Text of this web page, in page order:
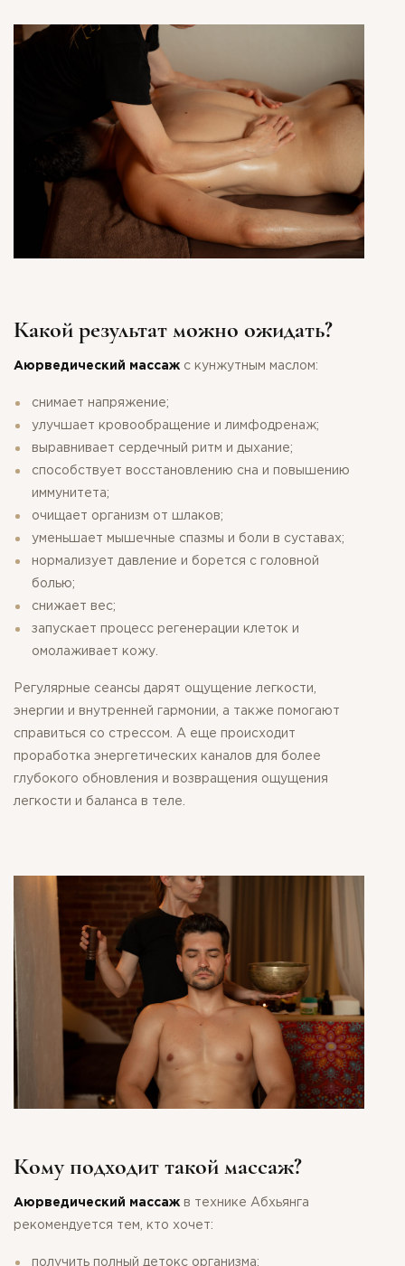
Какой результат можно ожидать?
Аюрведический массаж с кунжутным маслом:
снимает напряжение;
улучшает кровообращение и лимфодренаж;
выравнивает сердечный ритм и дыхание;
способствует восстановлению сна и повышению
иммунитета;
очищает организм от шлаков;
уменьшает мышечные спазмы и боли в суставах;
нормализует давление и борется с головной
болью;
снижает вес;
запускает процесс регенерации клеток и
омолаживает кожу.
Регулярные сеансы дарят ощущение легкости,
энергии и внутренней гармонии, а также помогают
справиться со стрессом. А еще происходит
проработка энергетических каналов для более
глубокого обновления и возвращения ощущения
легкости и баланса в теле.
Кому подходит такой массаж?
Аюрведический массаж в технике Абхьянга
рекомендуется тем, кто хочет:
получить полный детокс организма;
СПАСИБО ЗА ВАШУ